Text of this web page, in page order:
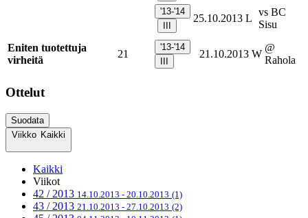
'13-'14
III
25.10.2013 L
vs BC
Sisu
Eniten tuotettuja
virheitä
21
'13-'14
III
21.10.2013 W
@
Rahola
Ottelut
Suodata
Viikko Kaikki
Kaikki
Viikot
42 / 2013 14.10.2013 - 20.10.2013 (1)
43 / 2013 21.10.2013 - 27.10.2013 (2)